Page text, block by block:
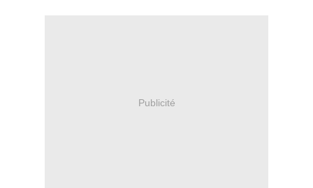
Publicité